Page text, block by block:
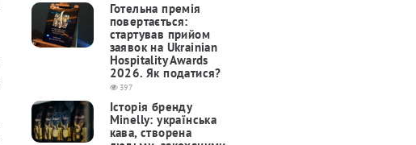
Готельна премія
повертається:
cтартував прийом
заявок на Ukrainian
Hospitality Awards
2026. Як податися?
397
Історія бренду
Minelly: українська
кава, створена